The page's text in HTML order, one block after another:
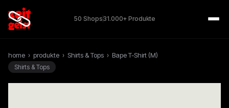
50 Shops31.000+ Produkte
home › produkte › Shirts & Tops › Bape T-Shirt (M)
Shirts & Tops